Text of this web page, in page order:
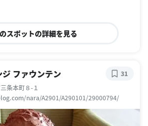
スポットの詳細を見る
ファウンテン
条本町８-１
nara/A2901/A290101/29000794/
31